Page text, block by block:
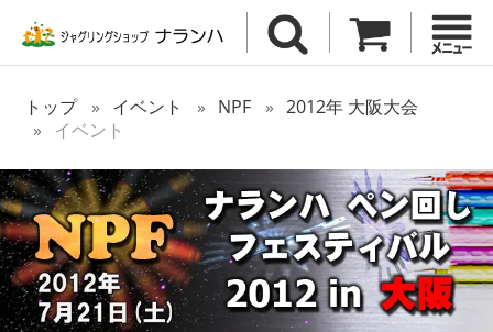
トップ イベント NPF
2012年 大阪大会
イベント